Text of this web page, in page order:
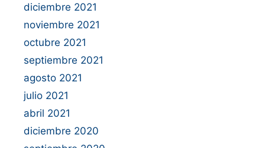
diciembre 2021
noviembre 2021
octubre 2021
septiembre 2021
agosto 2021
julio 2021
abril 2021
diciembre 2020